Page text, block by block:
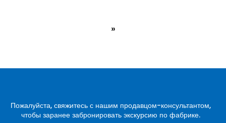
»
Пожалуйста, свяжитесь с нашим продавцом-консультантом,
чтобы заранее забронировать экскурсию по фабрике.